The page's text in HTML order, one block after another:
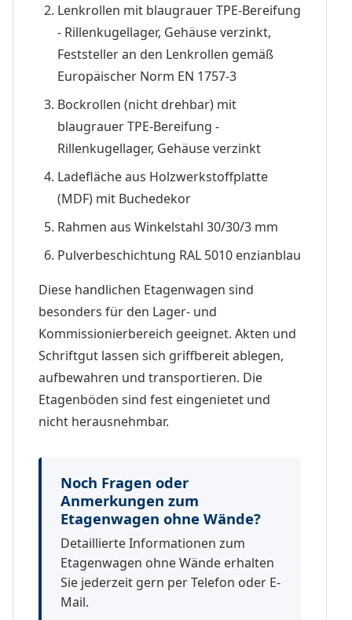
Lenkrollen mit blaugrauer TPE-Bereifung
- Rillenkugellager, Gehäuse verzinkt,
Feststeller an den Lenkrollen gemäß
Europäischer Norm EN 1757-3
Bockrollen (nicht drehbar) mit
blaugrauer TPE-Bereifung -
Rillenkugellager, Gehäuse verzinkt
Ladefläche aus Holzwerkstoffplatte
(MDF) mit Buchedekor
Rahmen aus Winkelstahl 30/30/3 mm
Pulverbeschichtung RAL 5010 enzianblau
Diese handlichen Etagenwagen sind
besonders für den Lager- und
Kommissionierbereich geeignet. Akten und
Schriftgut lassen sich griffbereit ablegen,
aufbewahren und transportieren. Die
Etagenböden sind fest eingenietet und
nicht herausnehmbar.
Noch Fragen oder
Anmerkungen zum
Etagenwagen ohne Wände?
Detaillierte Informationen zum
Etagenwagen ohne Wände erhalten
Sie jederzeit gern per Telefon oder E-
Mail.